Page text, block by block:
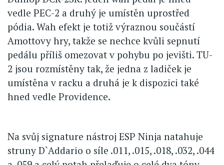
vedle PEC-2 a druhý je umístěn uprostřed
pódia. Wah efekt je totiž výraznou součástí
Amottovy hry, takže se nechce kvůli sepnutí
pedálu příliš omezovat v pohybu po jevišti. TU-
2 jsou rozmístěny tak, že jedna z ladiček je
umístěna v racku a druhá je k dispozici také
hned vedle Providence.
Na svůj signature nástroj ESP Ninja natahuje
struny D`Addario o síle .011, .015, .018, .032, .044